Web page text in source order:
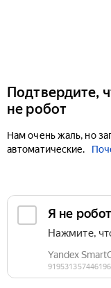
Подтвердите,
не робот
Нам очень жаль, но
автоматические.